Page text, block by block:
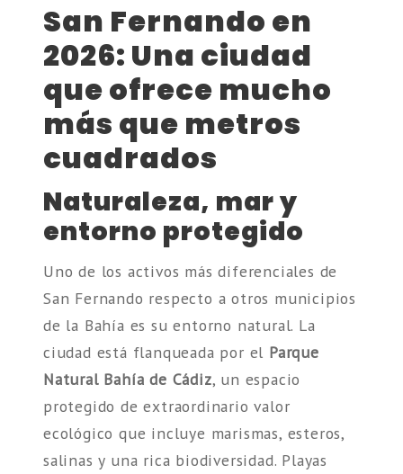
San Fernando en
2026: Una ciudad
que ofrece mucho
más que metros
cuadrados
Naturaleza, mar y
entorno protegido
Uno de los activos más diferenciales de
San Fernando respecto a otros municipios
de la Bahía es su entorno natural. La
ciudad está flanqueada por el Parque
Natural Bahía de Cádiz, un espacio
protegido de extraordinario valor
ecológico que incluye marismas, esteros,
salinas y una rica biodiversidad. Playas